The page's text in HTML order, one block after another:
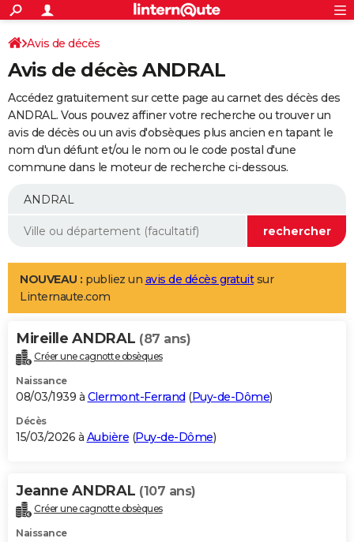
ACTUALITÉS
Politique
Société
Faits Divers
Education
Monde
Villes
+
SPORT
Coupe du monde 2026
Football
Tennis
Cyclisme
Rugby
Forum
Programme TV
TNT
Streaming
Cinéma
Sorties cinéma
Musique
+
FINANCE
Retraite
Epargne
Immobilier
Risques naturels par ville
Banque
Assurance
AUTO
Essais
Réserver un essai
Citadines
Berlines
SUV
Forum auto
+
Mobiles
Meilleur smartphone
Internet
Ordinateurs
Jeux vidéo
Guide high-tech
Aménagement intérieur
LIFESTYLE
Art de vivre
Bien-être
Loisirs
Mode
Modes de vie
Alimentation
Guide de la santé
Maladies
Médicaments
Sommeil
VOYAGE
Destinations
City break
Voyage nature
Voyage de noces
Forum
Climat
+PHOTO
GUIDES D'ACHAT
BONS PLANS
Carte de Noël
Carte Bonne année
Carte Saint-Valentin
Carte Pâques
Carte d'anniversaire
DICTIONNAIRE
Dictionnaire
Biographies
Citations
Expressions
Proverbes
PROGRAMME TV
Avis de décès
Avis de décès ANDRAL
Accédez gratuitement sur cette page au carnet des décès des
ANDRAL. Vous pouvez affiner votre recherche ou trouver un
avis de décès ou un avis d'obsèques plus ancien en tapant le
nom d'un défunt et/ou le nom ou le code postal d'une
commune dans le moteur de recherche ci-dessous.
NOUVEAU : publiez un avis de décès gratuitsur
Linternaute.com
Mireille ANDRAL (87 ans)
Créer une cagnotte obsèques
Naissance
08/03/1939 à Clermont-Ferrand (Puy-de-Dôme)
Décès
15/03/2026 à Aubière (Puy-de-Dôme)
Jeanne ANDRAL (107 ans)
Créer une cagnotte obsèques
Naissance